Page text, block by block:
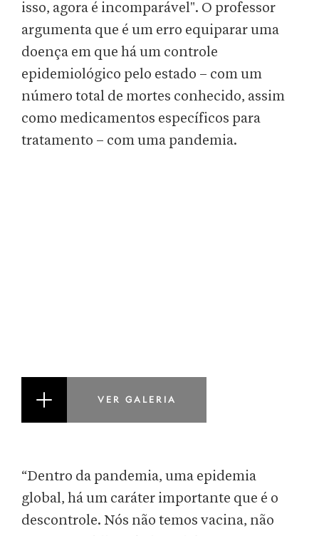
isso, agora é incomparável". O professor
argumenta que é um erro equiparar uma
doença em que há um controle
epidemiológico pelo estado – com um
número total de mortes conhecido, assim
como medicamentos específicos para
tratamento – com uma pandemia.
VER GALERIA
“Dentro da pandemia, uma epidemia
global, há um caráter importante que é o
descontrole. Nós não temos vacina, não